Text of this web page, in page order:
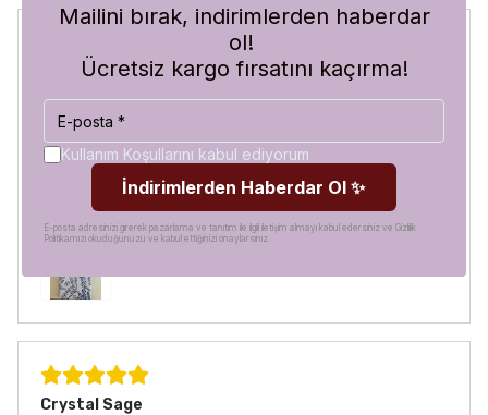
Blue Abyss
Hilal A.
Satın Alınmış
Görür görmez çok beğendim. Hem desen olarak çok şık
hem de koruma olarak çok güvenilir. Ayrıca hızlı kargolama
için teşekkürler
Crystal Sage
Mailini bırak, indirimlerden haberdar
ol!
Ücretsiz kargo fırsatını kaçırma!
Kullanım Koşullarını kabul ediyorum
İndirimlerden Haberdar Ol ✨
E-posta adresinizi girerek pazarlama ve tanıtım ile ilgili iletişim almayı kabul edersiniz ve Gizlilik
Politikamızı okuduğunuzu ve kabul ettiğinizi onaylarsınız.